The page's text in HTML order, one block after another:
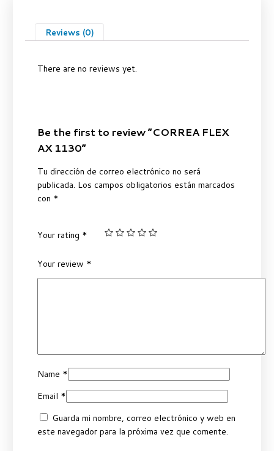
Reviews (0)
There are no reviews yet.
Be the first to review “CORREA FLEX
AX 1130”
Tu dirección de correo electrónico no será
publicada. Los campos obligatorios están marcados
con *
Your rating *
Your review *
Name *
Email *
Guarda mi nombre, correo electrónico y web en
este navegador para la próxima vez que comente.